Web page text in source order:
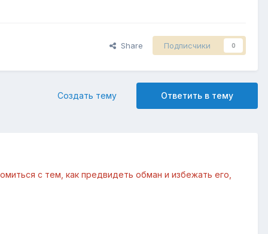
Share Подписчики 0
Ответить в тему
Создать тему
с тем, как предвидеть обман и избежать его,